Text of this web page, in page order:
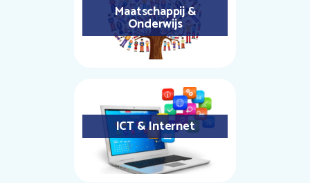
Maatschappij &
Onderwijs
ICT & Internet